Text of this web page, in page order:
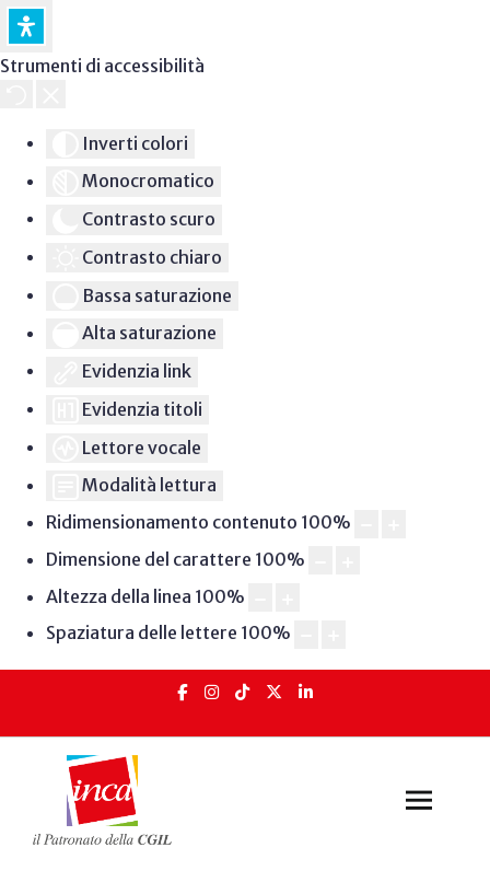
Strumenti di accessibilità
Inverti colori
Monocromatico
Contrasto scuro
Contrasto chiaro
Bassa saturazione
Alta saturazione
Evidenzia link
Evidenzia titoli
Lettore vocale
Modalità lettura
Ridimensionamento contenuto 100%
Dimensione del carattere 100%
Altezza della linea 100%
Spaziatura delle lettere 100%